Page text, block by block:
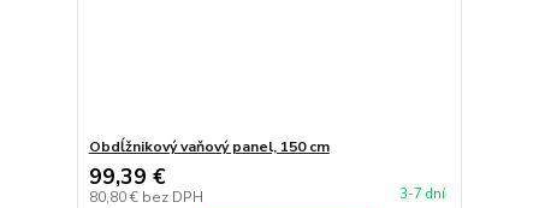
Obdĺžnikový vaňový panel, 150 cm
99,39 €
80,80 € bez DPH 3-7 dní